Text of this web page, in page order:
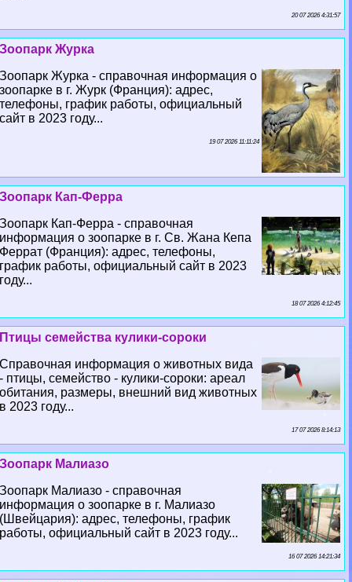
20 07 2026 4:31:57
Зоопарк Журка
Зоопарк Журка - справочная информация о
зоопарке в г. Журк (Франция): адрес,
телефоны, график работы, официальный
сайт в 2023 году...
19 07 2026 11:11:24
Зоопарк Кап-Ферра
Зоопарк Кап-Ферра - справочная
информация о зоопарке в г. Св. Жана Кепа
Феррат (Франция): адрес, телефоны,
график работы, официальный сайт в 2023
году...
18 07 2026 4:12:45
Птицы семейства кулики-сороки
Справочная информация о животных вида
- птицы, семейство - кулики-сороки: ареал
обитания, размеры, внешний вид животных
в 2023 году...
17 07 2026 8:14:13
Зоопарк Малиазо
Зоопарк Малиазо - справочная
информация о зоопарке в г. Малиазо
(Швейцария): адрес, телефоны, график
работы, официальный сайт в 2023 году...
16 07 2026 14:21:34